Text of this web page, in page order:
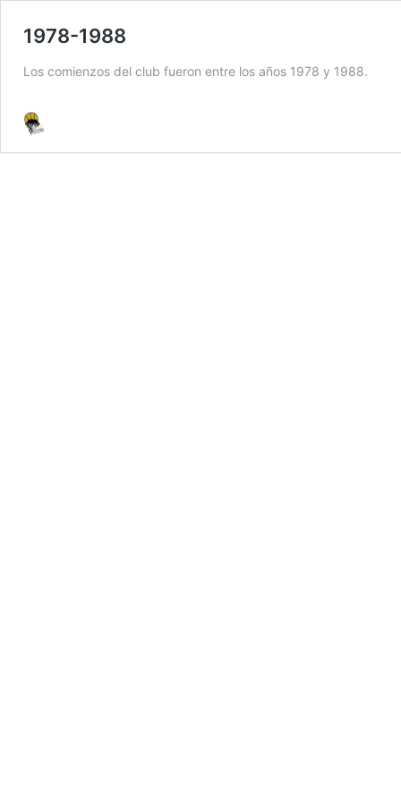
1978-1988
Los comienzos del club fueron entre los años 1978 y 1988.